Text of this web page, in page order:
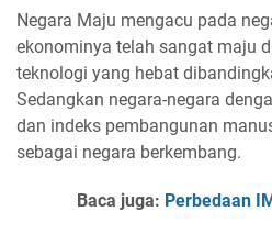
Negara Maju mengacu pada
ekonominya telah sangat maju
teknologi yang hebat
Sedangkan negara-negara
dan indeks pembangunan
sebagai negara berkembang.
Baca juga: Perbedaan